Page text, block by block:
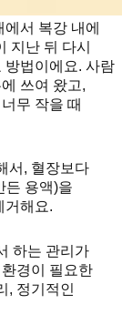
서 복강 내에
지난 뒤 다시
방법이에요. 사람
에 쓰여 왔고,
무 작을 때
서, 혈장보다
든 용액)을
거해요.
하는 관리가
경이 필요한
, 정기적인